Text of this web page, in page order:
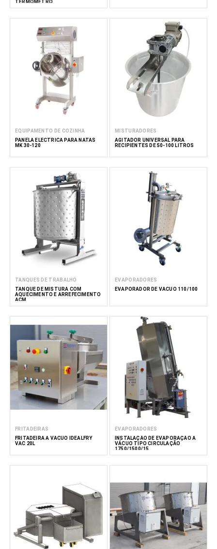
TERMÓMETRO
EQUIPAMENTO DE COZINHA
PANELA ELÉCTRICA PARA NATAS
MK 30-120
MISTURADORES
AGITADOR UNIVERSAL PARA
RECIPIENTES DE 50-100 LITROS
TANQUES DE TRABALHO
TANQUE DE MISTURA COM
AQUECIMENTO E ARREFECIMENTO
ACM
EVAPORADORES
EVAPORADOR DE VÁCUO 110/100
FRITADEIRAS
FRITADEIRA A VÁCUO IDEALFRY
VAC 20L
EVAPORADORES
INSTALAÇÃO DE EVAPORAÇÃO A
VÁCUO TIPO CIRCULAÇÃO
1750/1500/15